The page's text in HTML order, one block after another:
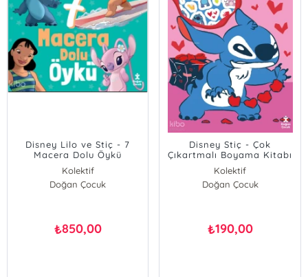
Disney Lilo ve Stiç - 7
Macera Dolu Öykü
Kolektif
Doğan Çocuk
₺850,00
Disney Stiç - Çok
Çıkartmalı Boyama Kitabı
Kolektif
Doğan Çocuk
₺190,00